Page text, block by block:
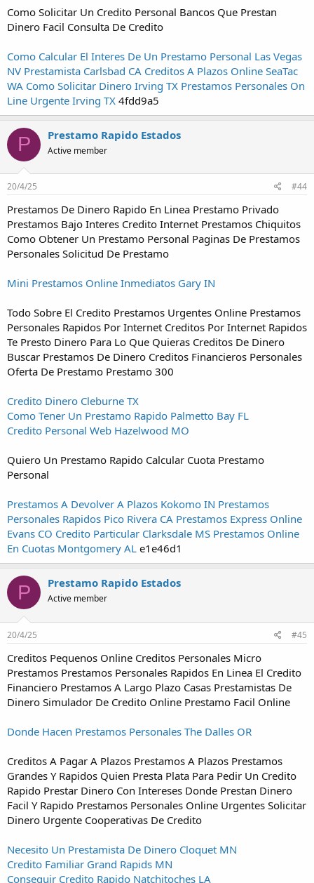
Como Solicitar Un Credito Personal Bancos Que Prestan
Dinero Facil Consulta De Credito
Como Calcular El Interes De Un Prestamo Personal Las Vegas
NV Prestamista Carlsbad CA Creditos A Plazos Online SeaTac
WA Como Solicitar Dinero Irving TX Prestamos Personales On
Line Urgente Irving TX 4fdd9a5
P Prestamo Rapido Estados
Active member
20/4/25 #44
Prestamos De Dinero Rapido En Linea Prestamo Privado
Prestamos Bajo Interes Credito Internet Prestamos Chiquitos
Como Obtener Un Prestamo Personal Paginas De Prestamos
Personales Solicitud De Prestamo
Mini Prestamos Online Inmediatos Gary IN
Todo Sobre El Credito Prestamos Urgentes Online Prestamos
Personales Rapidos Por Internet Creditos Por Internet Rapidos
Te Presto Dinero Para Lo Que Quieras Creditos De Dinero
Buscar Prestamos De Dinero Creditos Financieros Personales
Oferta De Prestamo Prestamo 300
Credito Dinero Cleburne TX
Como Tener Un Prestamo Rapido Palmetto Bay FL
Credito Personal Web Hazelwood MO
Quiero Un Prestamo Rapido Calcular Cuota Prestamo
Personal
Prestamos A Devolver A Plazos Kokomo IN Prestamos
Personales Rapidos Pico Rivera CA Prestamos Express Online
Evans CO Credito Particular Clarksdale MS Prestamos Online
En Cuotas Montgomery AL e1e46d1
P Prestamo Rapido Estados
Active member
20/4/25 #45
Creditos Pequenos Online Creditos Personales Micro
Prestamos Prestamos Personales Rapidos En Linea El Credito
Financiero Prestamos A Largo Plazo Casas Prestamistas De
Dinero Simulador De Credito Online Prestamo Facil Online
Donde Hacen Prestamos Personales The Dalles OR
Creditos A Pagar A Plazos Prestamos A Plazos Prestamos
Grandes Y Rapidos Quien Presta Plata Para Pedir Un Credito
Rapido Prestar Dinero Con Intereses Donde Prestan Dinero
Facil Y Rapido Prestamos Personales Online Urgentes Solicitar
Dinero Urgente Cooperativas De Credito
Necesito Un Prestamista De Dinero Cloquet MN
Credito Familiar Grand Rapids MN
Conseguir Credito Rapido Natchitoches LA